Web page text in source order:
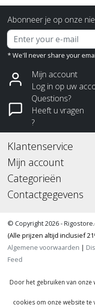
Abonneer je op onze
* We'll never share your
Mijn account
Log in op uw
Questions?
Heeft u vragen
?
Klantenservice
Mijn account
Categorieën
Contactgegevens
© Copyright 2026 -
(Alle prijzen altijd inclusief
Algemene voorwaarden |
Feed
Door het gebruiken van onze
cookies om onze website te